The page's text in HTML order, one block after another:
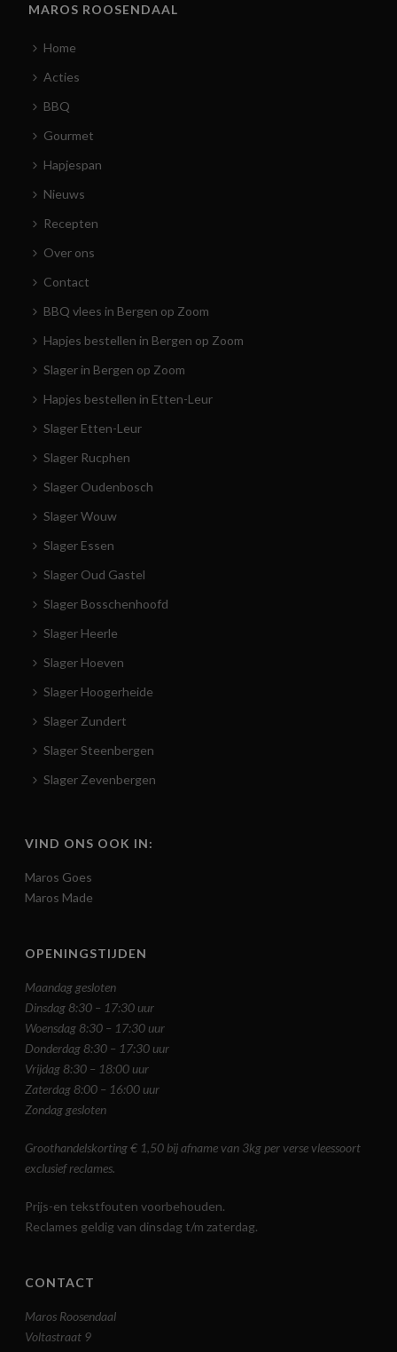
MAROS ROOSENDAAL
Home
Acties
BBQ
Gourmet
Hapjespan
Nieuws
Recepten
Over ons
Contact
BBQ vlees in Bergen op Zoom
Hapjes bestellen in Bergen op Zoom
Slager in Bergen op Zoom
Hapjes bestellen in Etten-Leur
Slager Etten-Leur
Slager Rucphen
Slager Oudenbosch
Slager Wouw
Slager Essen
Slager Oud Gastel
Slager Bosschenhoofd
Slager Heerle
Slager Hoeven
Slager Hoogerheide
Slager Zundert
Slager Steenbergen
Slager Zevenbergen
VIND ONS OOK IN:
Maros Goes
Maros Made
OPENINGSTIJDEN
Maandag gesloten
Dinsdag 8:30 – 17:30 uur
Woensdag 8:30 – 17:30 uur
Donderdag 8:30 – 17:30 uur
Vrijdag 8:30 – 18:00 uur
Zaterdag 8:00 – 16:00 uur
Zondag gesloten
Groothandelskorting € 1,50 bij afname van 3kg per verse vleessoort
exclusief reclames.
Prijs-en tekstfouten voorbehouden.
Reclames geldig van dinsdag t/m zaterdag.
CONTACT
Maros Roosendaal
Voltastraat 9